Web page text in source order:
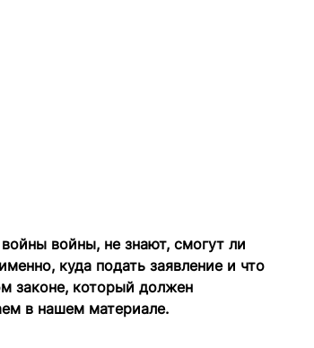
войны, не знают, смогут ли
куда подать заявление и что
законе, который должен
в нашем материале.